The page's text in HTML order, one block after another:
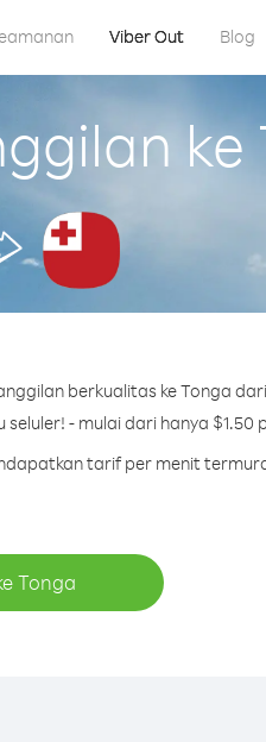
Viber Out Blog
ke
berkualitas ke Tonga
- mulai dari hanya $1.50
tarif per menit
Tonga